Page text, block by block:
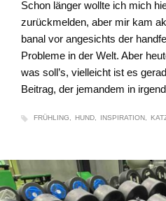
Schon länger wollte ich mich
zurückmelden, aber mir kam
banal vor angesichts der
Probleme in der Welt. Aber
was soll’s, vielleicht ist es
Beitrag, der jemandem in
FRÜHLING HUND INSPIRATION